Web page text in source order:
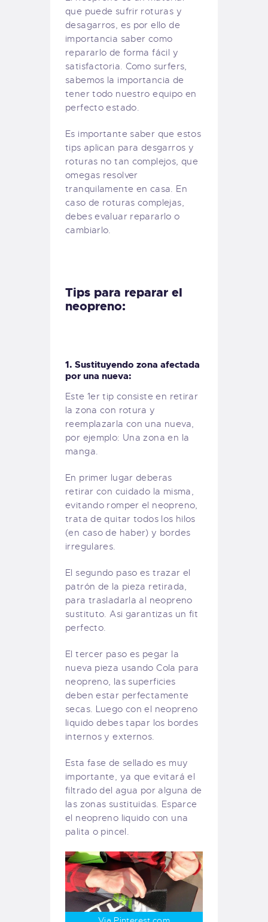
que puede sufrir roturas y
desagarros, es por ello de
importancia saber como
repararlo de forma fácil y
satisfactoria. Como surfers,
sabemos la importancia de
tener todo nuestro equipo en
perfecto estado.
Es importante saber que estos
tips aplican para desgarros y
roturas no tan complejos, que
omegas resolver
tranquilamente en casa. En
caso de roturas complejas,
debes evaluar repararlo o
cambiarlo.
Tips para reparar el
neopreno:
1. Sustituyendo zona afectada
por una nueva:
Este 1er tip consiste en retirar
la zona con rotura y
reemplazarla con una nueva,
por ejemplo: Una zona en la
manga.
En primer lugar deberas
retirar con cuidado la misma,
evitando romper el neopreno,
trata de quitar todos los hilos
(en caso de haber) y bordes
irregulares.
El segundo paso es trazar el
patrón de la pieza retirada,
para trasladarla al neopreno
sustituto. Asi garantizas un fit
perfecto.
El tercer paso es pegar la
nueva pieza usando Cola para
neopreno, las superficies
deben estar perfectamente
secas. Luego con el neopreno
liquido debes tapar los bordes
internos y externos.
Esta fase de sellado es muy
importante, ya que evitará el
filtrado del agua por alguna de
las zonas sustituidas. Esparce
el neopreno liquido con una
palita o pincel.